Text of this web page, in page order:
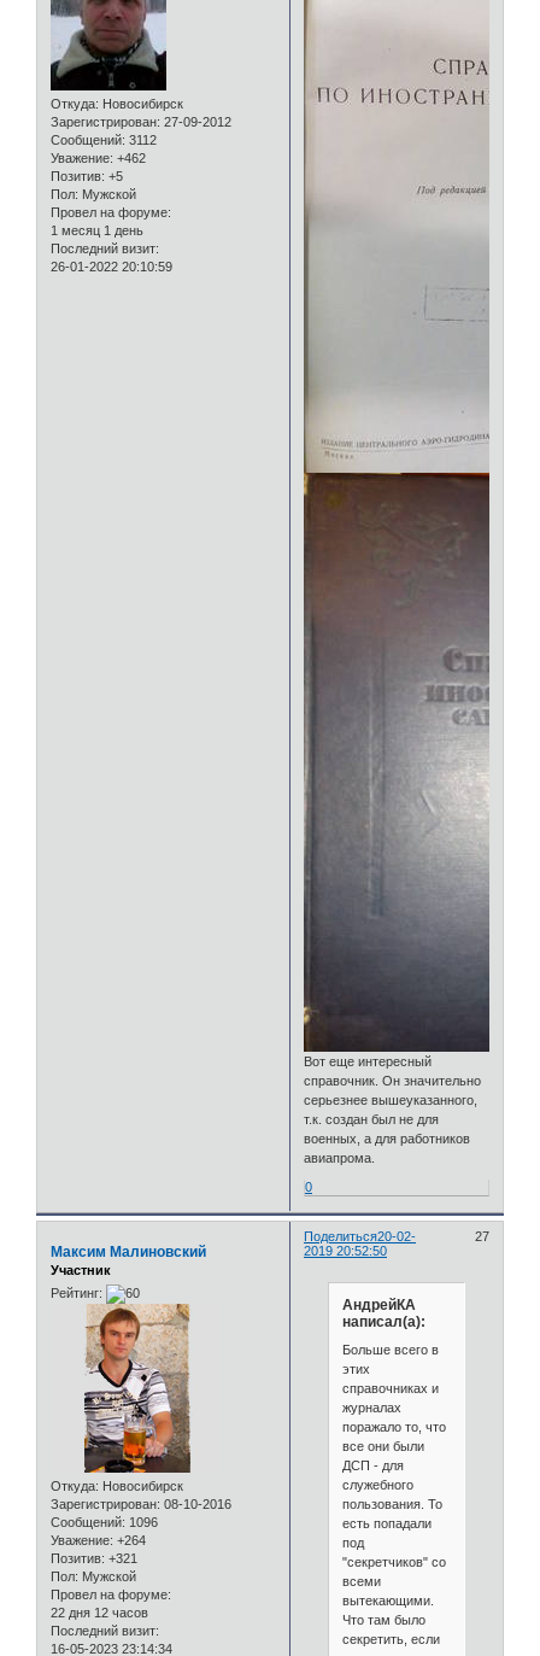
Откуда: Новосибирск
Зарегистрирован: 27-09-2012
Сообщений: 3112
Уважение: +462
Позитив: +5
Пол: Мужской
Провел на форуме:
1 месяц 1 день
Последний визит:
26-01-2022 20:10:59
Вот еще интересный
справочник. Он значительно
серьезнее вышеуказанного,
т.к. создан был не для
военных, а для работников
авиапрома.
0
Поделиться 27
20-02-
2019 20:52:50
Максим Малиновский
Участник
Рейтинг:
Откуда: Новосибирск
Зарегистрирован: 08-10-2016
Сообщений: 1096
Уважение: +264
Позитив: +321
Пол: Мужской
Провел на форуме:
22 дня 12 часов
Последний визит:
16-05-2023 23:14:34
АндрейКА
написал(а):
Больше всего в
этих
справочниках и
журналах
поражало то, что
все они были
ДСП - для
служебного
пользования. То
есть попадали
под
"секретчиков" со
всеми
вытекающими.
Что там было
секретить, если